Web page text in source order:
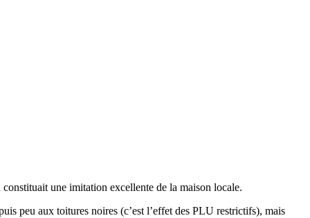
une imitation excellente de la maison locale.
peu aux toitures noires (c’est l’effet des PLU restrictifs), mais